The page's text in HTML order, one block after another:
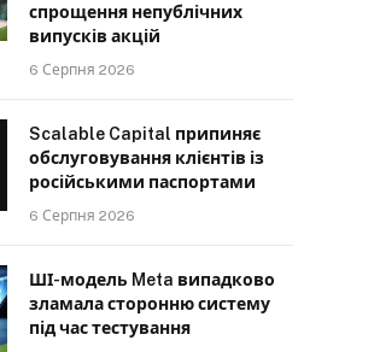
спрощення непублічних
випусків акцій
6 Серпня 2026
Scalable Capital припиняє
обслуговування клієнтів із
російськими паспортами
6 Серпня 2026
ШІ-модель Meta випадково
зламала сторонню систему
під час тестування